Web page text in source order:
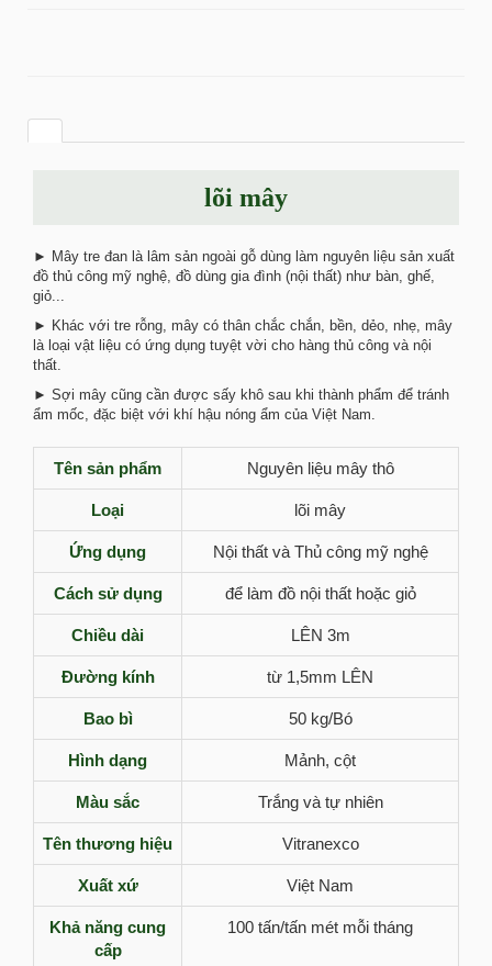
lõi mây
► Mây tre đan là lâm sản ngoài gỗ dùng làm nguyên liệu sản xuất
đồ thủ công mỹ nghệ, đồ dùng gia đình (nội thất) như bàn, ghế,
giỏ...
► Khác với tre rỗng, mây có thân chắc chắn, bền, dẻo, nhẹ, mây
là loại vật liệu có ứng dụng tuyệt vời cho hàng thủ công và nội
thất.
► Sợi mây cũng cần được sấy khô sau khi thành phẩm để tránh
ẩm mốc, đặc biệt với khí hậu nóng ẩm của Việt Nam.
Tên sản phẩm Nguyên liệu mây thô
Loại lõi mây
Ứng dụng Nội thất và Thủ công mỹ nghệ
Cách sử dụng để làm đồ nội thất hoặc giỏ
Chiều dài LÊN 3m
Đường kính từ 1,5mm LÊN
Bao bì 50 kg/Bó
Hình dạng Mảnh, cột
Màu sắc Trắng và tự nhiên
Tên thương hiệu Vitranexco
Xuất xứ Việt Nam
Khả năng cung
cấp
100 tấn/tấn mét mỗi tháng